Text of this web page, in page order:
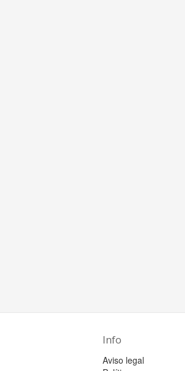
Info
Aviso legal